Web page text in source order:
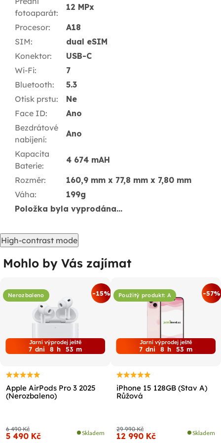
fotoaparát:
12 MPx
Procesor:
A18
SIM:
dual eSIM
Konektor:
USB-C
Wi-Fi:
7
Bluetooth:
5.3
Otisk prstu:
Ne
Face ID:
Ano
Bezdrátové
nabíjení:
Ano
Kapacita
Baterie:
4 674 mAH
Rozměr:
160,9 mm x 77,8 mm x 7,80 mm
Váha:
199g
Položka byla vyprodána…
High-contrast mode
Mohlo by Vás zajímat
Nerozbaleno -15%
Jarní výprodej ještě
7 dni 8 h 53 m
Apple AirPods Pro 3 2025
(Nerozbaleno)
6 490 Kč
5 490 Kč Skladem
Použitý produkt: A -57%
Jarní výprodej ještě
7 dni 8 h 53 m
iPhone 15 128GB (Stav A)
Růžová
29 990 Kč
12 990 Kč Skladem